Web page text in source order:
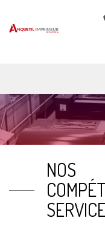
NOS